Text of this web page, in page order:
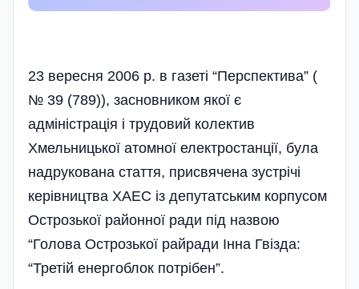
23 вересня 2006 р. в газеті “Перcпектива” (
№ 39 (789)), засновником якої є
адміністрація і трудовий колектив
Хмельницької атомної електростанції, була
надрукована стаття, присвячена зустрічі
керівництва ХАЕС із депутатським корпусом
Острозької район­ної ради під назвою
“Голова Острозької райради Інна Гвізда:
“Третій енергоблок потрібен”.